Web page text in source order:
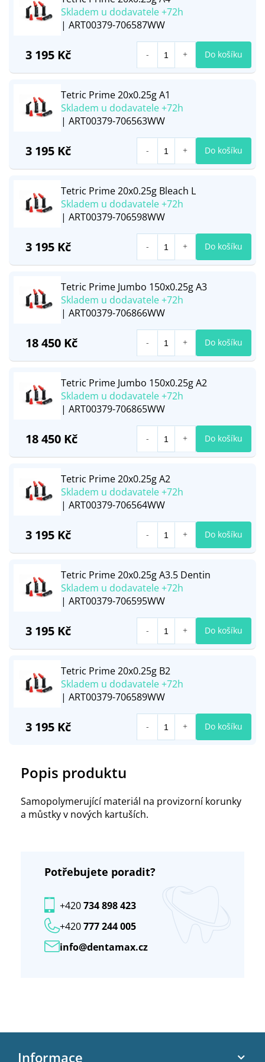
Popis produktu
Samopolymerující materiál na provizorní korunky
a můstky v nových kartuších.
Potřebujete poradit?
info@dentamax.cz
+420777 244 005
+420734 898 423
Skladem u dodavatele +72h
| ART00379-706587WW
3 195 Kč Do košíku
Tetric Prime 20x0.25g A1
Skladem u dodavatele +72h
| ART00379-706563WW
3 195 Kč Do košíku
Tetric Prime 20x0.25g Bleach L
Skladem u dodavatele +72h
| ART00379-706598WW
3 195 Kč Do košíku
Tetric Prime Jumbo 150x0.25g A3
Skladem u dodavatele +72h
| ART00379-706866WW
18 450 Kč Do košíku
Tetric Prime Jumbo 150x0.25g A2
Skladem u dodavatele +72h
| ART00379-706865WW
18 450 Kč Do košíku
Tetric Prime 20x0.25g A2
Skladem u dodavatele +72h
| ART00379-706564WW
3 195 Kč Do košíku
Tetric Prime 20x0.25g A3.5 Dentin
Skladem u dodavatele +72h
| ART00379-706595WW
3 195 Kč Do košíku
Tetric Prime 20x0.25g B2
Skladem u dodavatele +72h
| ART00379-706589WW
3 195 Kč Do košíku
Informace